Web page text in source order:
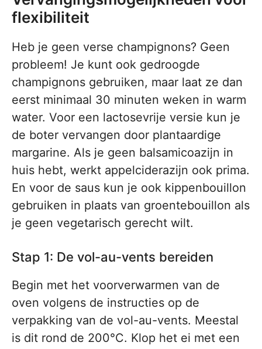
flexibiliteit
Heb je geen verse champignons? Geen
probleem! Je kunt ook gedroogde
champignons gebruiken, maar laat ze dan
eerst minimaal 30 minuten weken in warm
water. Voor een lactosevrije versie kun je
de boter vervangen door plantaardige
margarine. Als je geen balsamicoazijn in
huis hebt, werkt appelciderazijn ook prima.
En voor de saus kun je ook kippenbouillon
gebruiken in plaats van groentebouillon als
je geen vegetarisch gerecht wilt.
Stap 1: De vol-au-vents bereiden
Begin met het voorverwarmen van de
oven volgens de instructies op de
verpakking van de vol-au-vents. Meestal
is dit rond de 200°C. Klop het ei met een